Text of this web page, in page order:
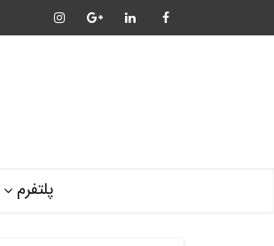
پلتفرم